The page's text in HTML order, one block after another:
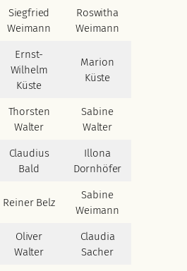
Siegfried
Weimann
Roswitha
Weimann
Ernst-
Wilhelm
Küste
Marion
Küste
Thorsten
Walter
Sabine
Walter
Claudius
Bald
Illona
Dornhöfer
Reiner Belz
Sabine
Weimann
Oliver
Walter
Claudia
Sacher